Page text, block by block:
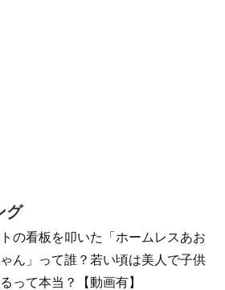
グ
の看板を叩いた「ホームレスあお
ん」って誰？若い頃は美人で子供
って本当？【動画有】